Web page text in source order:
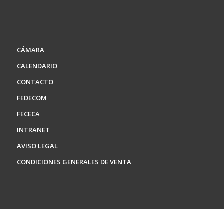
CÁMARA
CALENDARIO
CONTACTO
FEDECOM
FECECA
INTRANET
AVISO LEGAL
CONDICIONES GENERALES DE VENTA